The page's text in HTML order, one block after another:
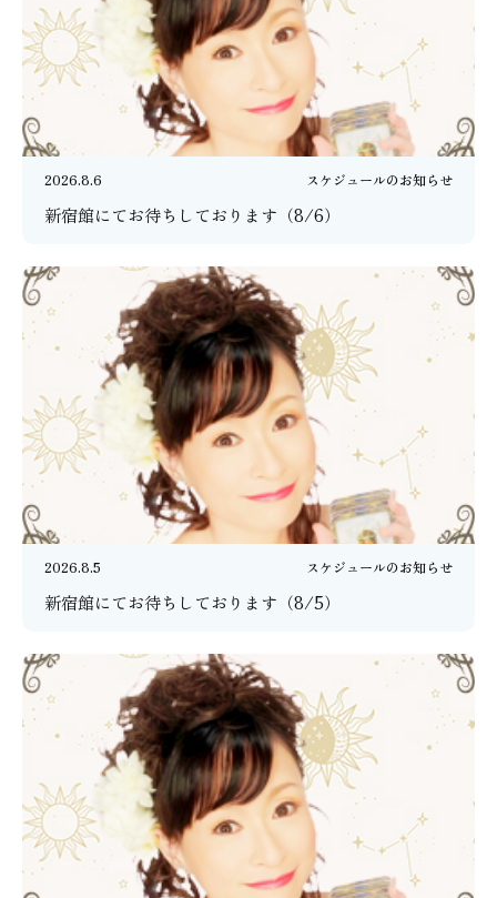
2026.8.6 スケジュールのお知らせ
新宿館にてお待ちしております（8/6）
2026.8.5 スケジュールのお知らせ
新宿館にてお待ちしております（8/5）